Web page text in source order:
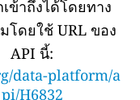
ข้าถึงได้โดยทาง
โดยใช้ URL ของ
API นี้:
data-platform/a
pi/H6832